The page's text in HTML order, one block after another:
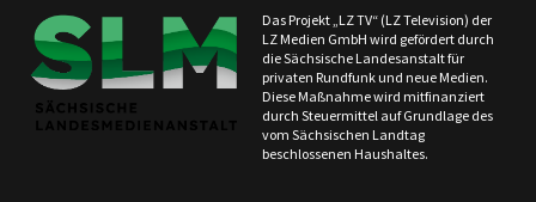
Das Projekt „LZ TV“ (LZ Television) der
LZ Medien GmbH wird gefördert durch
die Sächsische Landesanstalt für
privaten Rundfunk und neue Medien.
Diese Maßnahme wird mitfinanziert
durch Steuermittel auf Grundlage des
vom Sächsischen Landtag
beschlossenen Haushaltes.